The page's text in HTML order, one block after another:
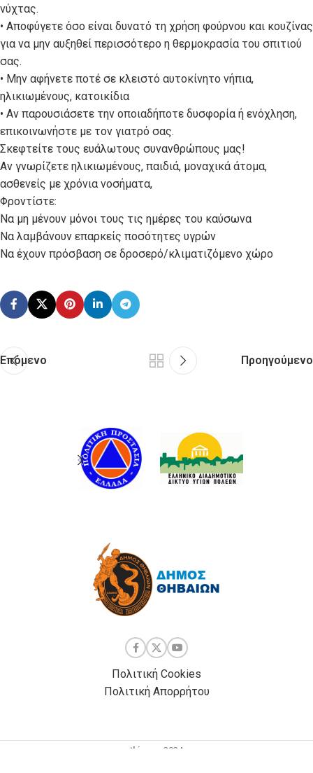
νύχτας.
• Αποφύγετε όσο είναι δυνατό τη χρήση φούρνου και κουζίνας
για να μην αυξηθεί περισσότερο η θερμοκρασία του σπιτιού
σας.
• Μην αφήνετε ποτέ σε κλειστό αυτοκίνητο νήπια,
ηλικιωμένους, κατοικίδια
• Αν παρουσιάσετε την οποιαδήποτε δυσφορία ή ενόχληση,
επικοινωνήστε με τον γιατρό σας.
Σκεφτείτε τους ευάλωτους συνανθρώπους μας!
Αν γνωρίζετε ηλικιωμένους, παιδιά, μοναχικά άτομα,
ασθενείς με χρόνια νοσήματα,
Φροντίστε:
Να μη μένουν μόνοι τους τις ημέρες του καύσωνα
Να λαμβάνουν επαρκείς ποσότητες υγρών
Να έχουν πρόσβαση σε δροσερό/κλιματιζόμενο χώρο
Επόμενο Προηγούμενο
Πολιτική Cookies
Πολιτική Απορρήτου
thiva.gr 2024